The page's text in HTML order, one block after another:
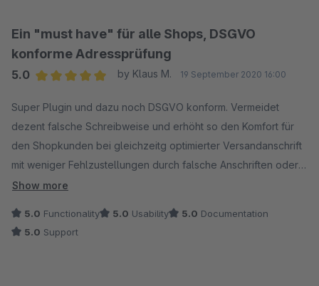
Ein "must have" für alle Shops, DSGVO
konforme Adressprüfung
5.0
by Klaus M. 19 September 2020 16:00
Super Plugin und dazu noch DSGVO konform. Vermeidet
dezent falsche Schreibweise und erhöht so den Komfort für
den Shopkunden bei gleichzeitg optimierter Versandanschrift
mit weniger Fehlzustellungen durch falsche Anschriften oder
falsche Schreibweisen. Einfach einzurichten, toller und sehr
Show more
5.0 Functionality 5.0 Usability 5.0 Documentation
5.0 Support